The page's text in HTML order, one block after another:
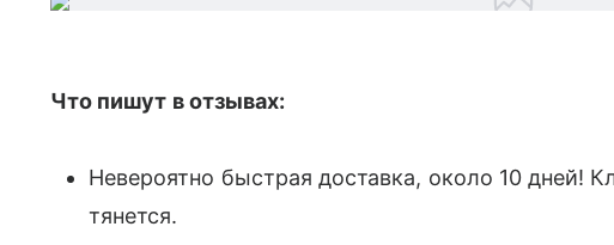
Что пишут в отзывах:
Невероятно быстрая доставка, около 10 дней!
тянется.